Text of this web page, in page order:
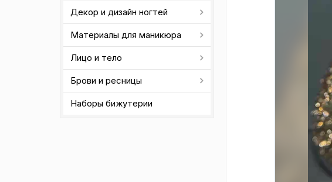
Декор и дизайн ногтей
Материалы для маникюра
Лицо и тело
Брови и ресницы
Наборы бижутерии